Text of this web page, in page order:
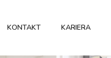
KONTAKT KARIERA